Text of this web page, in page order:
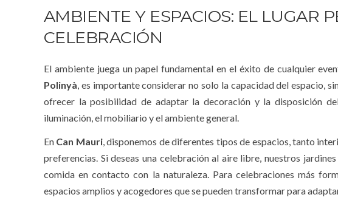
AMBIENTE Y ESPACIOS: EL LUGAR
CELEBRACIÓN
El ambiente juega un papel fundamental en el éxito de cualquier
Polinyà, es importante considerar no solo la capacidad del espacio,
ofrecer la posibilidad de adaptar la decoración y la disposición
iluminación, el mobiliario y el ambiente general.
En Can Mauri, disponemos de diferentes tipos de espacios, tanto
preferencias. Si deseas una celebración al aire libre, nuestros
comida en contacto con la naturaleza. Para celebraciones más
espacios amplios y acogedores que se pueden transformar para